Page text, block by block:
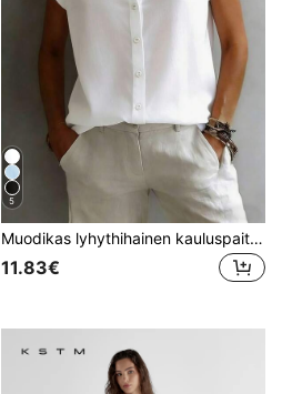
5
Muodikas lyhythihainen kauluspaita naisille, monikäyttöinen väljä rento hihaton toppi työmatkalle, yksivärinen nappikiinnitys edessä, valkoinen kesä, Office Siren, työstä viikonloppuun
11.83€